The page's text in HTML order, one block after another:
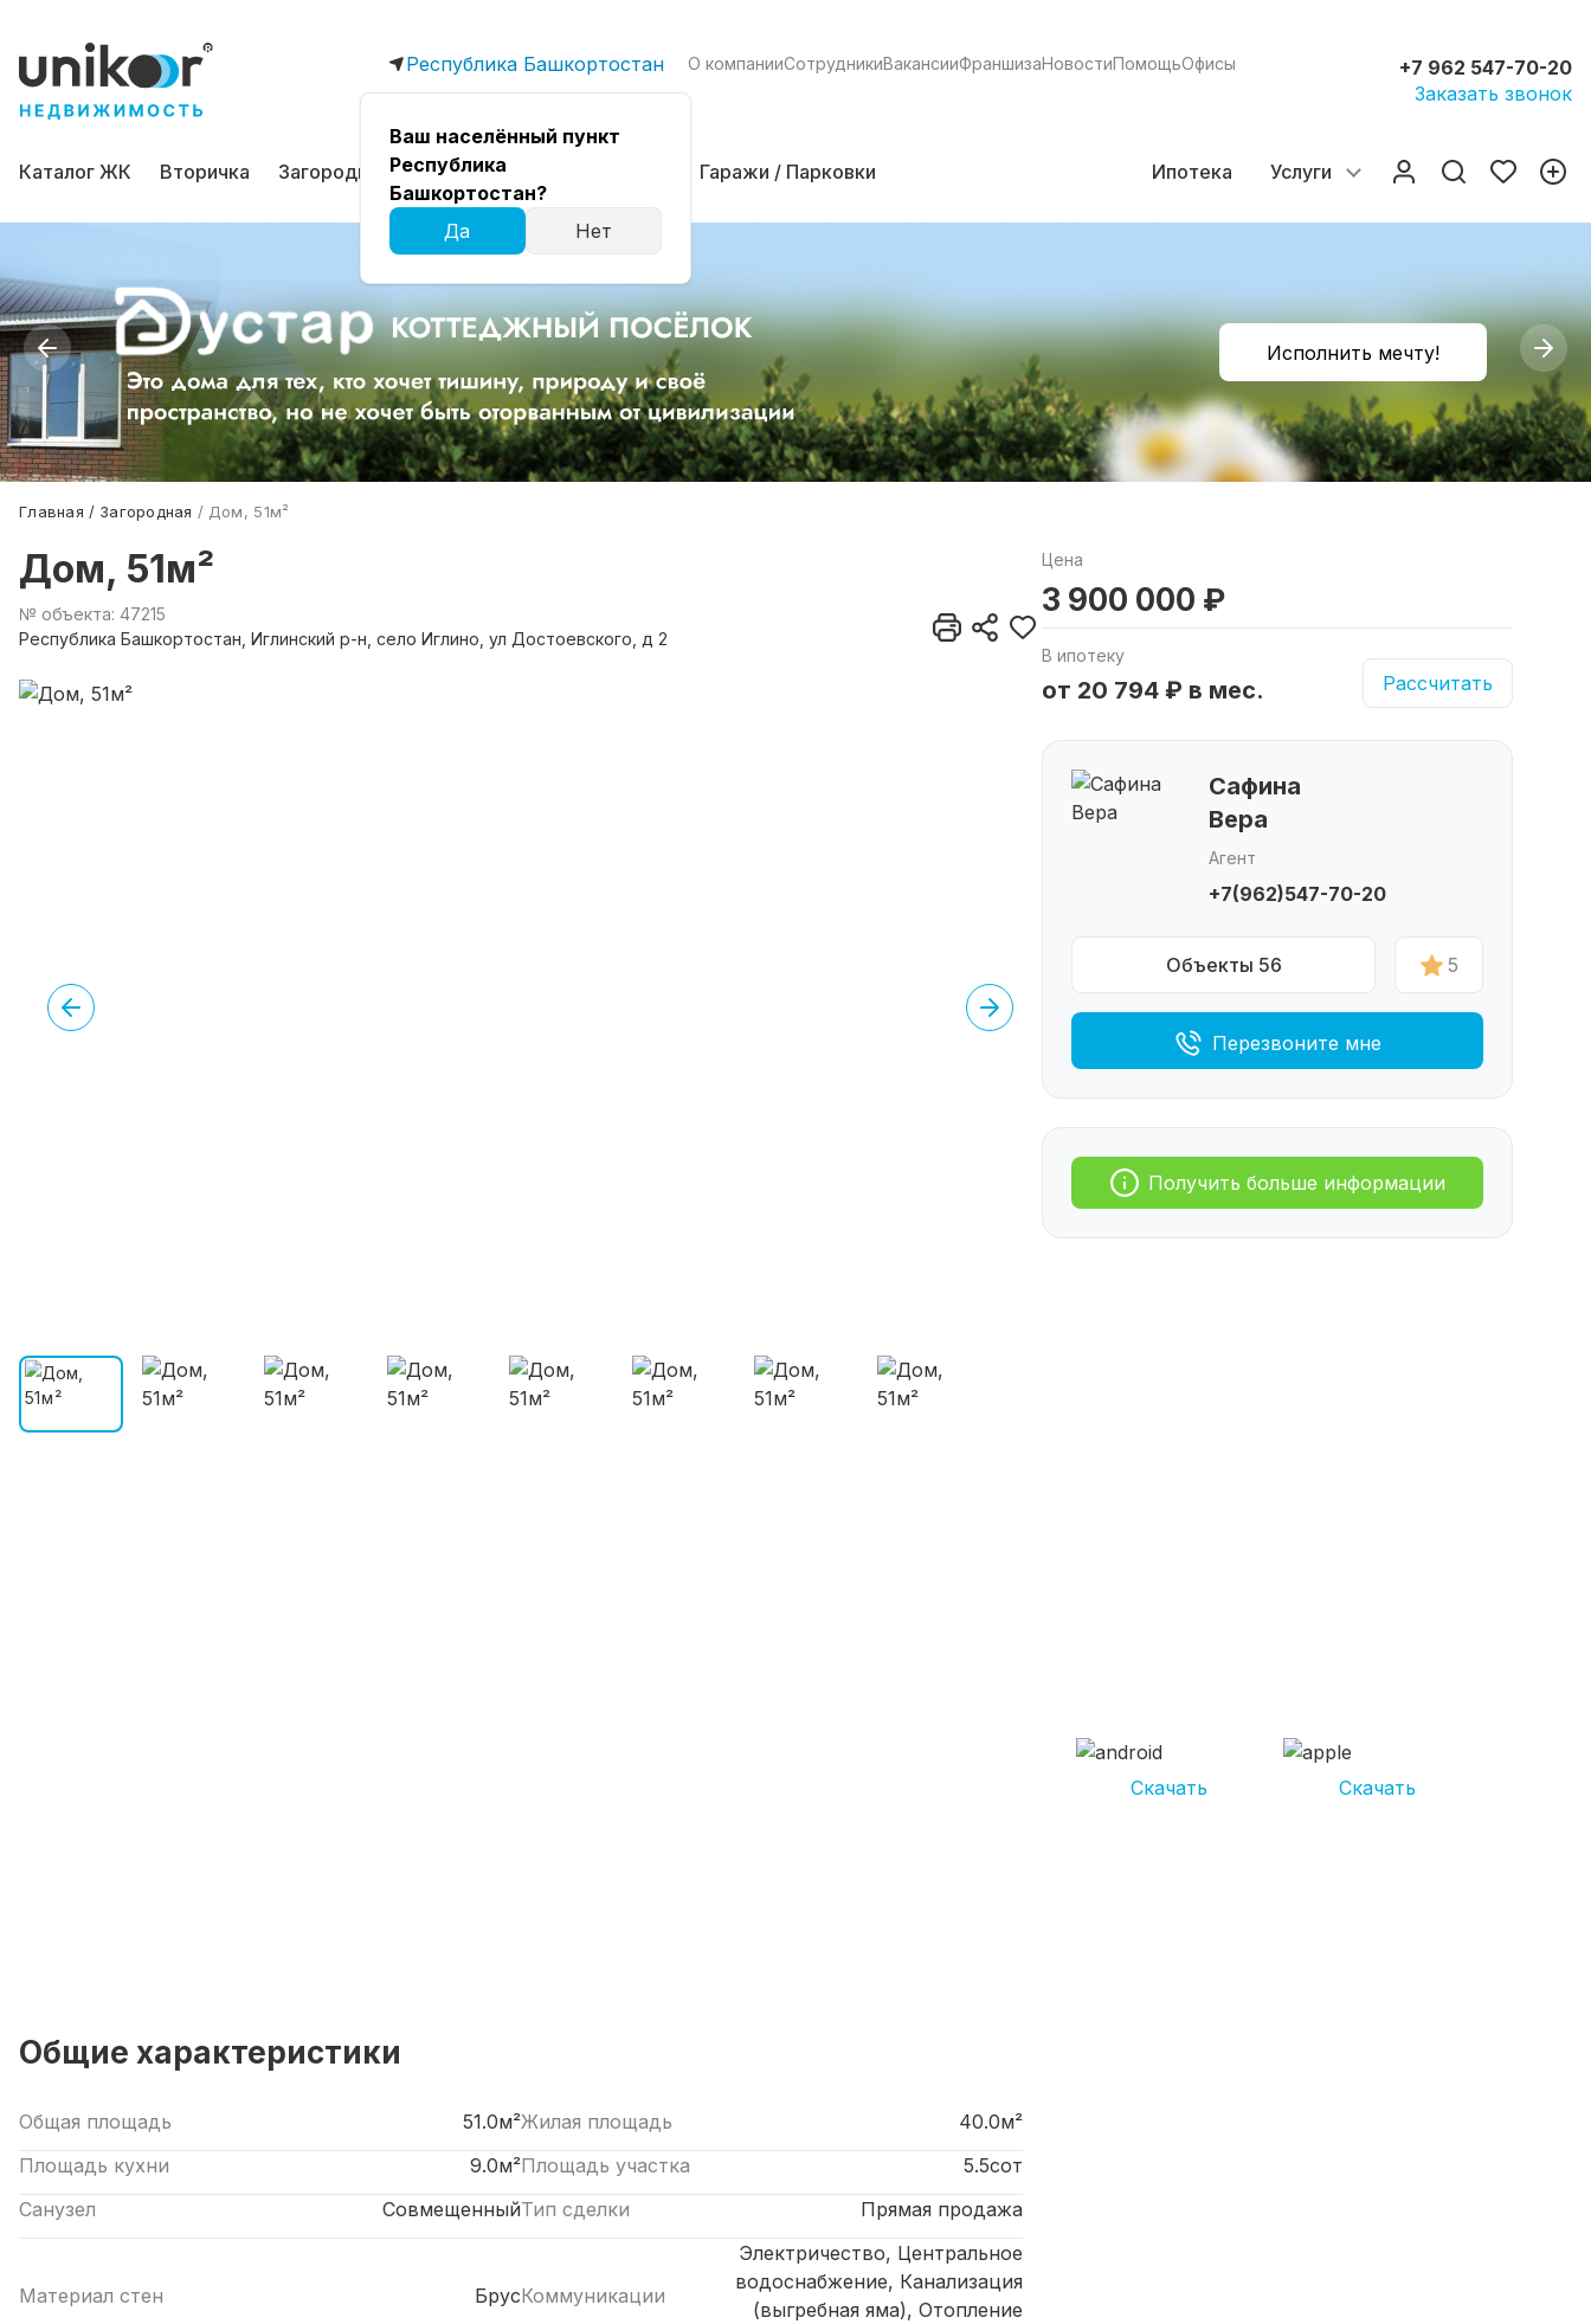
Республика Башкортостан
Ваш населённый пункт
Республика
Башкортостан?
Да
Нет
О компанииСотрудникиВакансииФраншизаНовостиПомощьОфисы
+7 962 547-70-20
Заказать звонок
Каталог ЖК Вторичка Загородная Коммерческая Гаражи / Парковки Ипотека Услуги
Исполнить мечту!
Главная Загородная Дом, 51м²
Дом, 51м²
№ объекта: 47215
Республика Башкортостан, Иглинский р-н, село Иглино, ул Достоевского, д 2
Цена
3 900 000 ₽
В ипотеку
от 20 794 ₽ в мес. Рассчитать
Сафина
Вера
Агент
+7(962)547-70-20
Объекты 56 5
Перезвоните мне
Получить больше информации
Скачать Скачать
Общие характеристики
Общая площадь 51.0м²Жилая площадь
40.0м²
Площадь кухни
9.0м²Площадь участка
5.5сот
Санузел
СовмещенныйТип сделки Прямая продажа
Материал стен БрусКоммуникации
Электричество, Центральное
водоснабжение, Канализация
(выгребная яма), Отопление